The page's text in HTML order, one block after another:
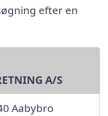
efter en
A/S
Aabybro